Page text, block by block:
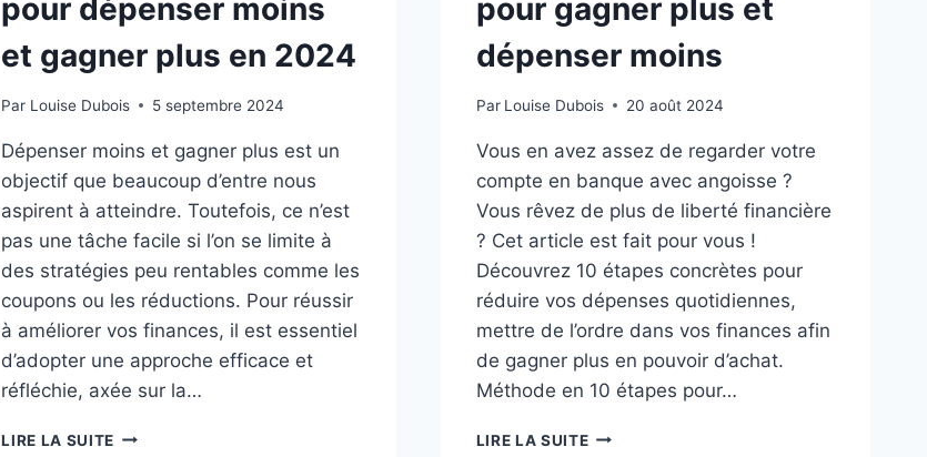
pour dépenser moins
et gagner plus en 2024
Par Louise Dubois 5 septembre 2024
Dépenser moins et gagner plus est un
objectif que beaucoup d’entre nous
aspirent à atteindre. Toutefois, ce n’est
pas une tâche facile si l’on se limite à
des stratégies peu rentables comme les
coupons ou les réductions. Pour réussir
à améliorer vos finances, il est essentiel
d’adopter une approche efficace et
réfléchie, axée sur la…
LIRE LA SUITE CONSEILS
pour gagner plus et
dépenser moins
Par Louise Dubois 20 août 2024
Vous en avez assez de regarder votre
compte en banque avec angoisse ?
Vous rêvez de plus de liberté financière
? Cet article est fait pour vous !
Découvrez 10 étapes concrètes pour
réduire vos dépenses quotidiennes,
mettre de l’ordre dans vos finances afin
de gagner plus en pouvoir d’achat.
Méthode en 10 étapes pour…
LIRE LA SUITELES